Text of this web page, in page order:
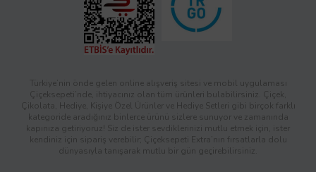
Türkiye’nin önde gelen online alışveriş sitesi ve mobil uygulaması
Çiçeksepeti’nde, ihtiyacınız olan tüm ürünleri bulabilirsiniz. Çiçek,
Çikolata, Hediye, Kişiye Özel Ürünler ve Hediye Setleri gibi birçok farklı
kategoride aradığınız binlerce ürünü sizlere sunuyor ve zamanında
kapınıza getiriyoruz! Siz de ister sevdiklerinizi mutlu etmek için, ister
kendiniz için sipariş verebilir; Çiçeksepeti Extra’nın fırsatlarla dolu
dünyasıyla tanışarak mutlu bir gün geçirebilirsiniz.